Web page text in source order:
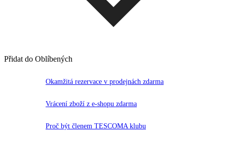
Přidat do Oblíbených
Okamžitá rezervace v prodejnách zdarma
Vrácení zboží z e-shopu zdarma
Proč být členem TESCOMA klubu